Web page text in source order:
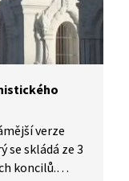
verze
se skládá ze 3
koncilů.